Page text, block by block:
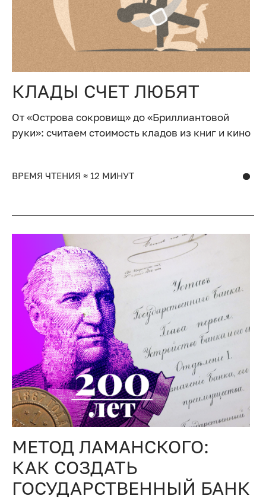
КЛАДЫ СЧЕТ ЛЮБЯТ
От «Острова сокровищ» до «Бриллиантовой
руки»: считаем стоимость кладов из книг и кино
ВРЕМЯ ЧТЕНИЯ ≈ 12 МИНУТ
МЕТОД ЛАМАНСКОГО:
КАК СОЗДАТЬ
ГОСУДАРСТВЕННЫЙ БАНК